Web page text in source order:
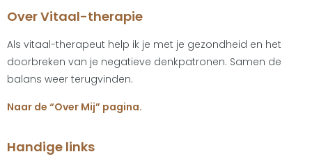
Over Vitaal-therapie
Als vitaal-therapeut help ik je met je gezondheid en het
doorbreken van je negatieve denkpatronen. Samen de
balans weer terugvinden.
Naar de “Over Mij” pagina.
Handige links